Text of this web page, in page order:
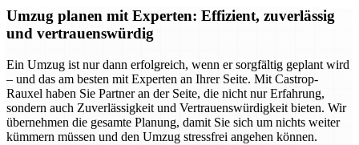
Umzug planen mit Experten: Effizient, zuverlässig
und vertrauenswürdig
Ein Umzug ist nur dann erfolgreich, wenn er sorgfältig geplant wird
– und das am besten mit Experten an Ihrer Seite. Mit Castrop-
Rauxel haben Sie Partner an der Seite, die nicht nur Erfahrung,
sondern auch Zuverlässigkeit und Vertrauenswürdigkeit bieten. Wir
übernehmen die gesamte Planung, damit Sie sich um nichts weiter
kümmern müssen und den Umzug stressfrei angehen können.